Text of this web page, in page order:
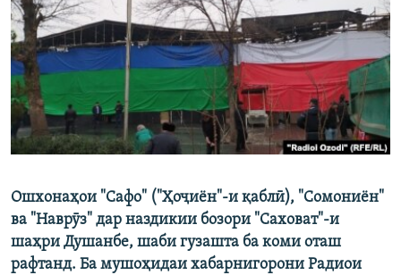
ГУЗОРИШҲОИ РАДИОӢ
Русский
ПАЙГИРӢ КУНЕД
Ҳамаи сомонаҳои RFE/RL
Ошхонаҳои "Сафо" ("Ҳоҷиён"-и қаблӣ), "Сомониён"
ва "Наврӯз" дар наздикии бозори "Саховат"-и
шаҳри Душанбе, шаби гузашта ба коми оташ
рафтанд. Ба мушоҳидаи хабарнигорони Радиои